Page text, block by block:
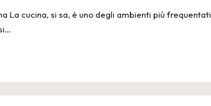
La cucina, si sa, è uno degli ambienti più frequentati